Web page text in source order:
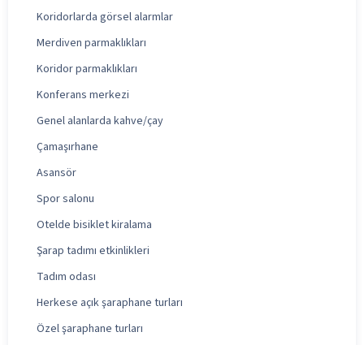
Koridorlarda görsel alarmlar
Merdiven parmaklıkları
Koridor parmaklıkları
Konferans merkezi
Genel alanlarda kahve/çay
Çamaşırhane
Asansör
Spor salonu
Otelde bisiklet kiralama
Şarap tadımı etkinlikleri
Tadım odası
Herkese açık şaraphane turları
Özel şaraphane turları